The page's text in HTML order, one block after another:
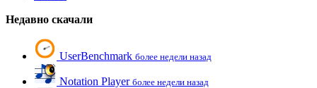
Недавно скачали
UserBenchmark более недели назад
Notation Player более недели назад